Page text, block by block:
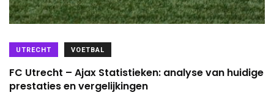
UTRECHT VOETBAL
FC Utrecht – Ajax Statistieken: analyse van huidige
prestaties en vergelijkingen